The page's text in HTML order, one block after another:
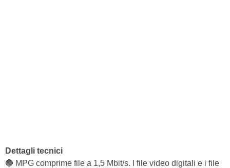
Dettagli tecnici
🔵 MPG comprime file a 1,5 Mbit/s. I file video digitali e i file